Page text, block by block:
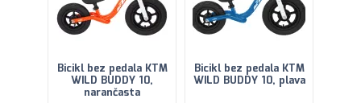
Bicikl bez pedala KTM
WILD BUDDY 10,
narančasta
Bicikl bez pedala KTM
WILD BUDDY 10, plava